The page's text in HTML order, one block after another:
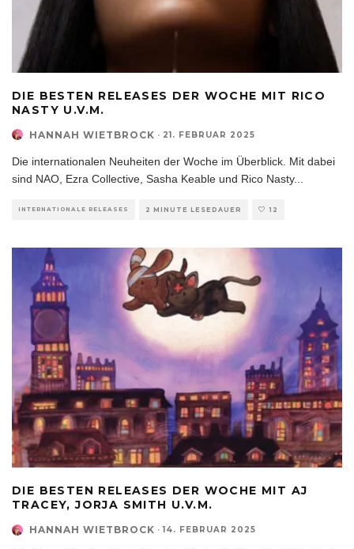
DIE BESTEN RELEASES DER WOCHE MIT RICO
NASTY U.V.M.
HANNAH WIETBROCK · 21. FEBRUAR 2025
Die internationalen Neuheiten der Woche im Überblick. Mit dabei
sind NAO, Ezra Collective, Sasha Keable und Rico Nasty...
INTERNATIONALE RELEASES 2 MINUTE LESEDAUER 12
DIE BESTEN RELEASES DER WOCHE MIT AJ
TRACEY, JORJA SMITH U.V.M.
HANNAH WIETBROCK · 14. FEBRUAR 2025